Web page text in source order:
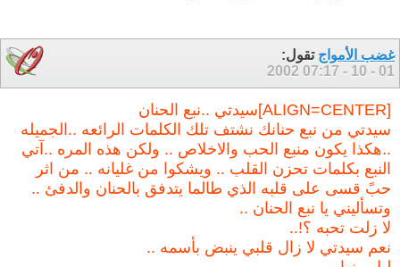
غضب الأمواج تقول:
01 - 10 - 2002
07:17
[ALIGN=CENTER]سيدتي ..نبع الحنان
سيدتي من نبع حنانك نشتف تلك الكلمات الرائعه ..الجميله
..هكذا يكون منبع الحب والاخلاص .. ولكن هذه المره ..آتي
النبع بكلمات تحزن القلب .. ويشكوا من غليانه .. من اثر
حبً قسى على قلبه الذي طالما يتدفق بالحنان والدفئ ..
وتسأليني يا نبع الحنان ..
لا زلت تحبه ؟!..
نعم سيدتي لا زال قلبي ينبض بأسمه ..